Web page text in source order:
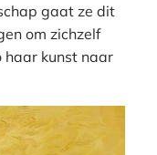
gaat ze dit
om zichzelf
haar kunst naar